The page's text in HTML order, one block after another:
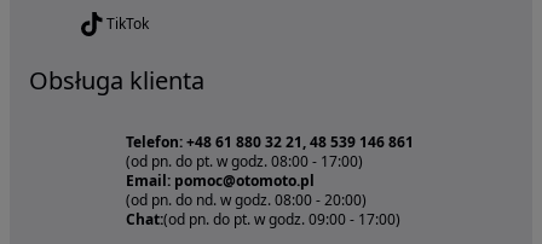
TikTok
Obsługa klienta
Telefon: +48 61 880 32 21, 48 539 146 861
(od pn. do pt. w godz. 08:00 - 17:00)
Email: pomoc@otomoto.pl
(od pn. do nd. w godz. 08:00 - 20:00)
Chat:(od pn. do pt. w godz. 09:00 - 17:00)